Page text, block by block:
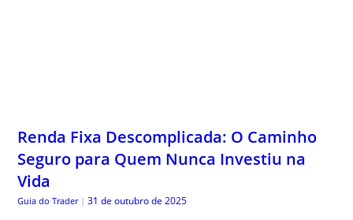
Renda Fixa Descomplicada: O Caminho
Seguro para Quem Nunca Investiu na
Vida
Guia do Trader | 31 de outubro de 2025